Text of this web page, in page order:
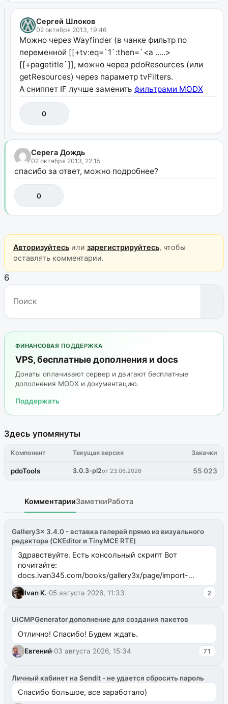
Сергей Шлоков
02 октября 2013, 19:46
Можно через Wayfinder (в чанке фильтр по
переменной [[+tv:eq=`1`:then=`<a .....>
[[+pagetitle`]], можно через pdoResources (или
getResources) через параметр tvFilters.
А сниппет IF лучше заменить фильтрами MODX
0
Серега Дождь
02 октября 2013, 22:15
спасибо за ответ, можно подробнее?
0
Авторизуйтесьили зарегистрируйтесь, чтобы
оставлять комментарии.
6
ФИНАНСОВАЯ ПОДДЕРЖКА
VPS, бесплатные дополнения и docs
Донаты оплачивают сервер и двигают бесплатные
дополнения MODX и документацию.
Поддержать
Здесь упомянуты
Компонент Текущая версия Закачки
pdoTools 3.0.3-pl2от 23.06.2026 55 023
КомментарииЗаметкиРабота
Gallery3x 3.4.0 - вставка галерей прямо из визуального
редактора (CKEditor и TinyMCE RTE)
Здравствуйте. Есть консольный скрипт Вот
почитайте:
docs.ivan345.com/books/gallery3x/page/import-
ms2galleryphp
Ivan K.·05 августа 2026, 11:33 2
UiCMPGenerator дополнение для создания пакетов
Отлично! Спасибо! Будем ждать.
Евгений·03 августа 2026, 15:34 71
Личный кабинет на Sendit - не удается сбросить пароль
Спасибо большое, все заработало)